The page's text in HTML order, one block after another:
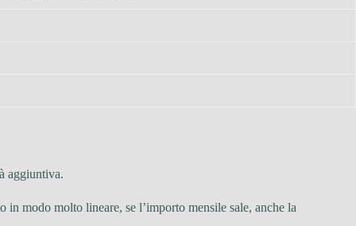
aggiuntiva.
in modo molto lineare, se l’importo mensile sale, anche la